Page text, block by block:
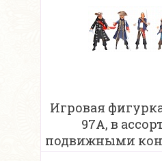
Игровая
97A, в
подвижными